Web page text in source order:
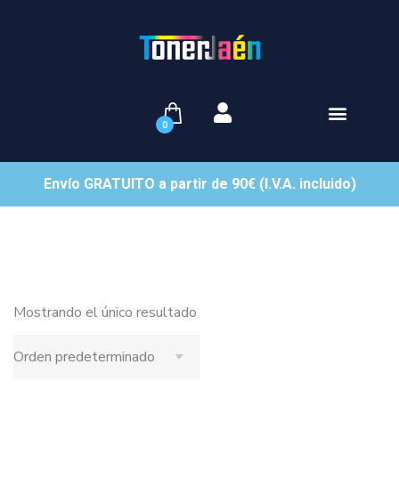
0
Envío GRATUITO a partir de 90€ (I.V.A. incluido)
Mostrando el único resultado